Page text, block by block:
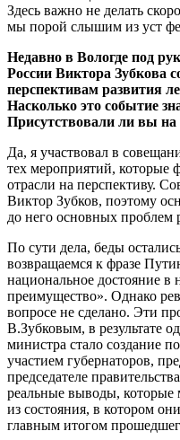
Здесь важно не делать
мы порой слышим из уст
Недавно в Вологде под
России Виктора Зубкова
перспективам развития
Насколько это событие
Присутствовали ли вы на
Да, я участвовал в
тех мероприятий, которые
отрасли на перспективу.
Виктор Зубков, поэтому
до него основных
По сути дела, беды
возвращаемся к фразе
национальное достояние в
преимущество». Однако
вопросе не сделано. Эти
В.Зубковым, в результате
министра стало создание
участием губернаторов,
председателе
реальные выводы, которые
из состояния, в котором
главным итогом